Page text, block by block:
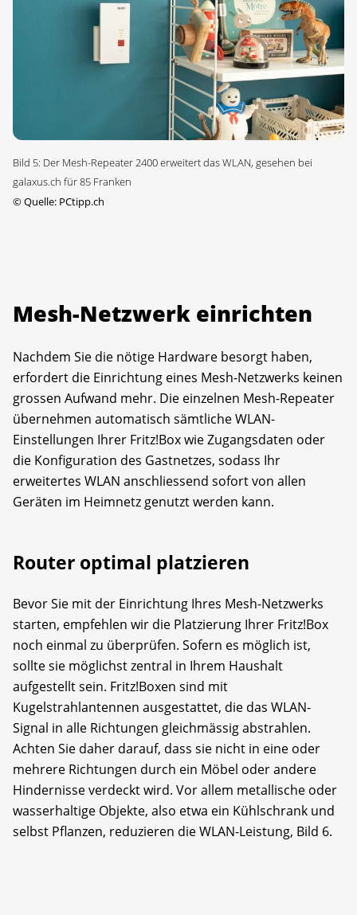
Bild 5: Der Mesh-Repeater 2400 erweitert das WLAN, gesehen bei
galaxus.ch für 85 Franken
©Quelle: PCtipp.ch
Mesh-Netzwerk einrichten
Nachdem Sie die nötige Hardware besorgt haben,
erfordert die Einrichtung eines Mesh-Netzwerks keinen
grossen Aufwand mehr. Die einzelnen Mesh-Repeater
übernehmen automatisch sämtliche WLAN-
Einstellungen Ihrer Fritz!Box wie Zugangsdaten oder
die Konfiguration des Gastnetzes, sodass Ihr
erweitertes WLAN anschliessend sofort von allen
Geräten im Heimnetz genutzt werden kann.
Router optimal platzieren
Bevor Sie mit der Einrichtung Ihres Mesh-Netzwerks
starten, empfehlen wir die Platzierung Ihrer Fritz!Box
noch einmal zu überprüfen. Sofern es möglich ist,
sollte sie möglichst zentral in Ihrem Haushalt
aufgestellt sein. Fritz!Boxen sind mit
Kugelstrahlantennen ausgestattet, die das WLAN-
Signal in alle Richtungen gleichmässig abstrahlen.
Achten Sie daher darauf, dass sie nicht in eine oder
mehrere Richtungen durch ein Möbel oder andere
Hindernisse verdeckt wird. Vor allem metallische oder
wasserhaltige Objekte, also etwa ein Kühlschrank und
selbst Pflanzen, reduzieren die WLAN-Leistung, Bild 6.